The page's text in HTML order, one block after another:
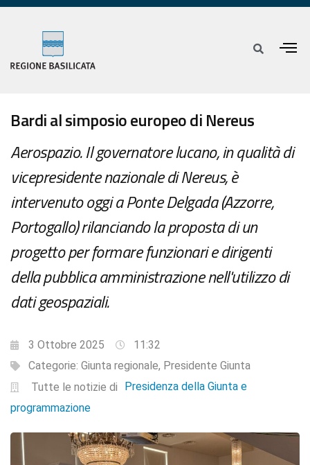
Bardi al simposio europeo di Nereus
Aerospazio. Il governatore lucano, in qualità di
vicepresidente nazionale di Nereus, è
intervenuto oggi a Ponte Delgada (Azzorre,
Portogallo) rilanciando la proposta di un
progetto per formare funzionari e dirigenti
della pubblica amministrazione nell'utilizzo di
dati geospaziali.
3 Ottobre 2025
11:32
Categorie: Giunta regionale, Presidente Giunta
Tutte le notizie di
Presidenza della Giunta e
programmazione